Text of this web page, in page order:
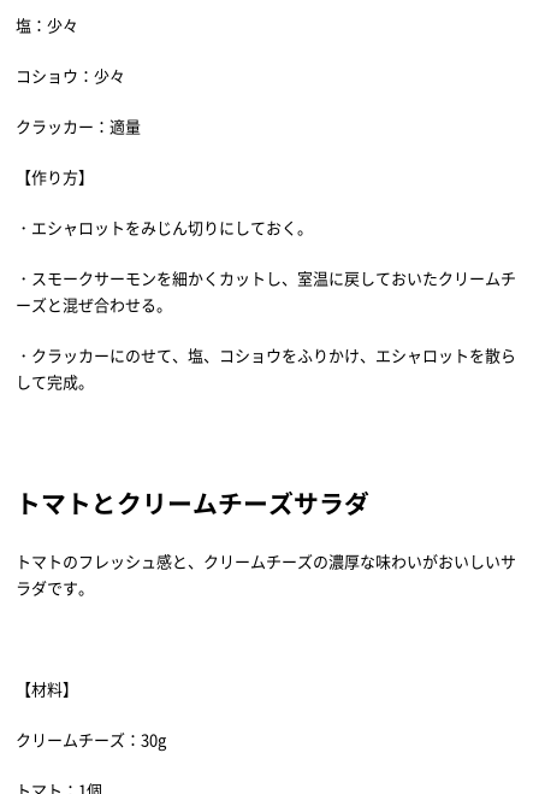
塩：少々
コショウ：少々
クラッカー：適量
【作り方】
・エシャロットをみじん切りにしておく。
・スモークサーモンを細かくカットし、室温に戻しておいたクリームチ
ーズと混ぜ合わせる。
・クラッカーにのせて、塩、コショウをふりかけ、エシャロットを散ら
して完成。
トマトとクリームチーズサラダ
トマトのフレッシュ感と、クリームチーズの濃厚な味わいがおいしいサ
ラダです。
【材料】
クリームチーズ：30g